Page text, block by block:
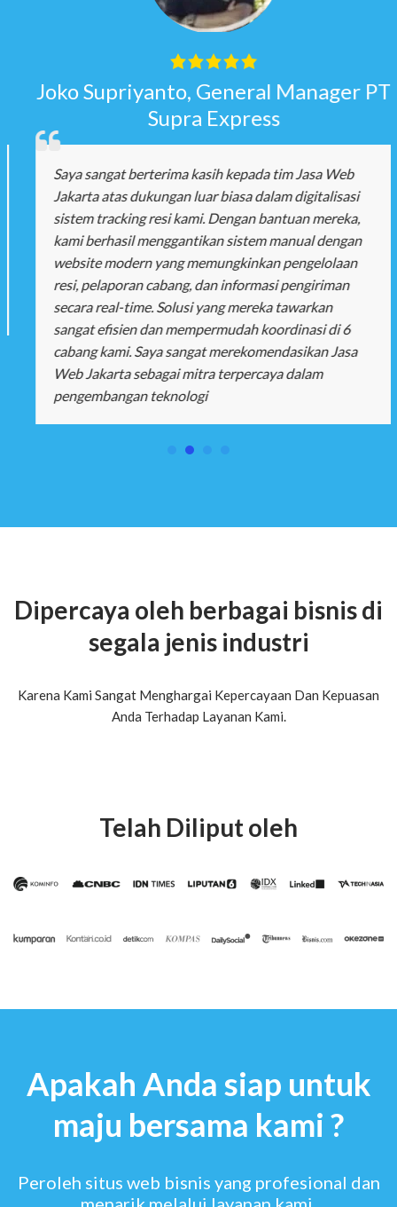
Joko Supriyanto, General Manager PT
Supra Express
Saya sangat berterima kasih kepada tim Jasa Web
Jakarta atas dukungan luar biasa dalam digitalisasi
sistem tracking resi kami. Dengan bantuan mereka,
kami berhasil menggantikan sistem manual dengan
website modern yang memungkinkan pengelolaan
resi, pelaporan cabang, dan informasi pengiriman
secara real-time. Solusi yang mereka tawarkan
sangat efisien dan mempermudah koordinasi di 6
cabang kami. Saya sangat merekomendasikan Jasa
Web Jakarta sebagai mitra terpercaya dalam
pengembangan teknologi
Dipercaya oleh berbagai bisnis di
segala jenis industri
Karena Kami Sangat Menghargai Kepercayaan Dan Kepuasan
Anda Terhadap Layanan Kami.
Telah Diliput oleh
Apakah Anda siap untuk
maju bersama kami ?
Peroleh situs web bisnis yang profesional dan